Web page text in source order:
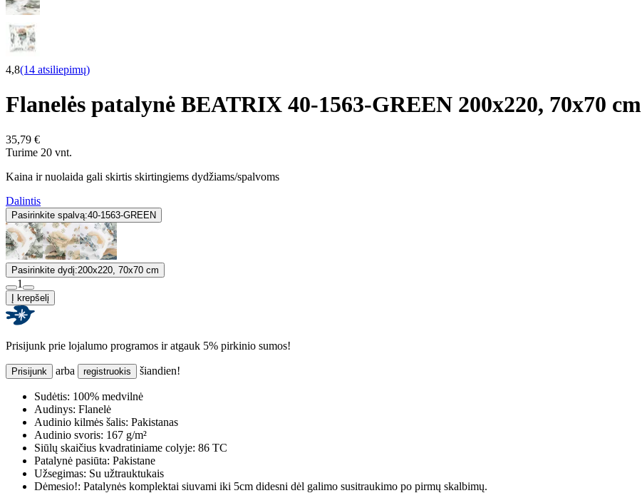
4,8(14 atsiliepimų)
Flanelės patalynė BEATRIX 40-1563-GREEN 200x220, 70x70 cm
35,79 €
Turime 20 vnt.
Kaina ir nuolaida gali skirtis skirtingiems dydžiams/spalvoms
Dalintis
Pasirinkite spalvą:40-1563-GREEN
Pasirinkite dydį:200x220, 70x70 cm
1
Į krepšelį
Prisijunk prie lojalumo programos ir atgauk 5% pirkinio sumos!
Prisijunk arba registruokis šiandien!
Sudėtis: 100% medvilnė
Audinys: Flanelė
Audinio kilmės šalis: Pakistanas
Audinio svoris: 167 g/m²
Siūlų skaičius kvadratiniame colyje: 86 TC
Patalynė pasiūta: Pakistane
Užsegimas: Su užtrauktukais
Dėmesio!: Patalynės komplektai siuvami iki 5cm didesni dėl galimo susitraukimo po pirmų skalbimų.